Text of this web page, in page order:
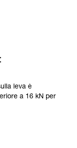
leva è
a 16 kN per